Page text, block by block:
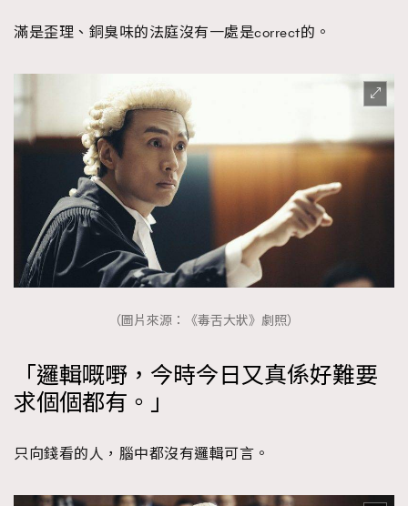
滿是歪理、銅臭味的法庭沒有一處是correct的。
（圖片來源：《毒舌大狀》劇照）
「邏輯嘅嘢，今時今日又真係好難要
求個個都有。」
只向錢看的人，腦中都沒有邏輯可言。